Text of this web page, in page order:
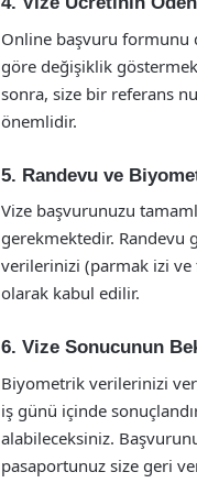
Online başvuru formunu
göre değişiklik
sonra, size bir referans
önemlidir.
5. Randevu ve
Vize başvurunuzu
gerekmektedir.
verilerinizi (parmak izi
olarak kabul edilir.
6. Vize Sonucunun
Biyometrik verilerinizi
iş günü içinde
alabileceksiniz.
pasaportunuz size geri